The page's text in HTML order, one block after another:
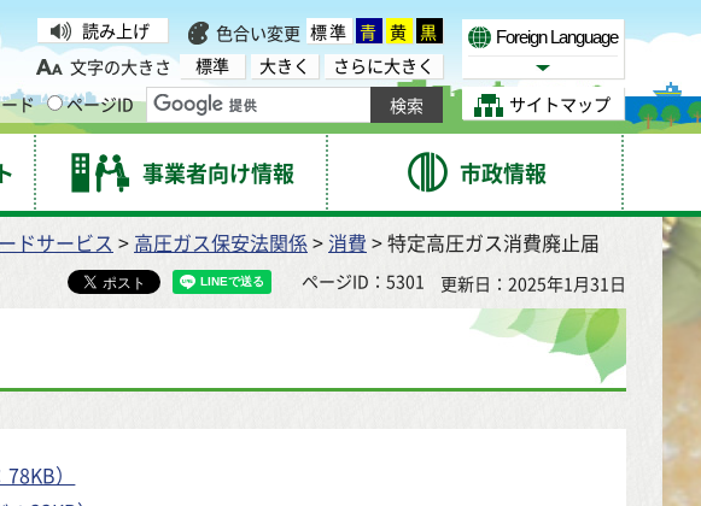
読み上げ 色合い変更 標準 青 黄 黒
文字の大きさ
標準 大きく
さらに大きく
ド
ページID
Foreign Language
Select Language
サイトマップ
事業者向け情報 市政情報
ドサービス > 高圧ガス保安法関係> 消費 > 特定高圧ガス消費廃止届
ページID：5301 更新日：2025年1月31日
）